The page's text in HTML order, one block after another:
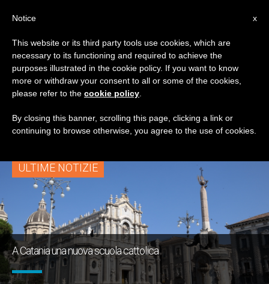
TAG
Posts Tagged ‘Istituto
“Francesco Ventorino”’
ULTIME NOTIZIE
A Catania una nuova scuola cattolica
x
Notice
This website or its third party tools use cookies, which are
necessary to its functioning and required to achieve the
purposes illustrated in the cookie policy. If you want to know
more or withdraw your consent to all or some of the cookies,
please refer to the cookie policy
By closing this banner, scrolling this page, clicking a link or
continuing to browse otherwise, you agree to the use of cookies.